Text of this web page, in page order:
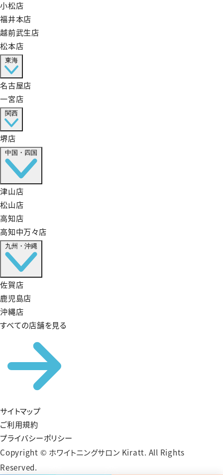
小松店
福井本店
越前武生店
松本店
東海
名古屋店
一宮店
関西
堺店
中国・四国
津山店
松山店
高知店
高知中万々店
九州・沖縄
佐賀店
鹿児島店
沖縄店
すべての店舗を見る
サイトマップ
ご利用規約
プライバシーポリシー
Copyright © ホワイトニングサロン Kiratt. All Rights
Reserved.